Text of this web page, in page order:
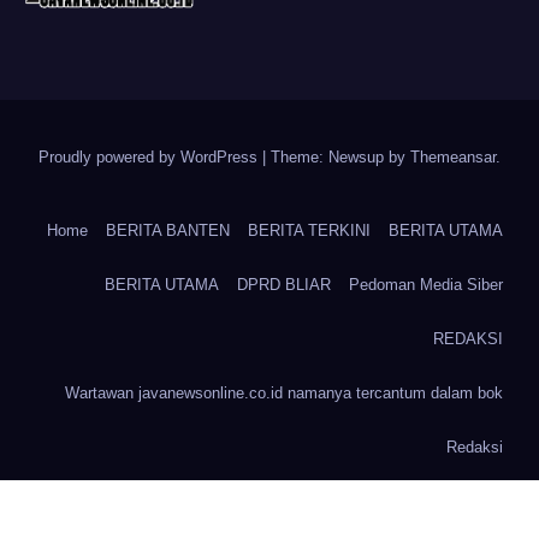
Proudly powered by WordPress Theme: Newsup by Themeansar.
Home BERITA BANTEN BERITA TERKINI BERITA UTAMA
BERITA UTAMA DPRD BLIAR Pedoman Media Siber
REDAKSI
Wartawan javanewsonline.co.id namanya tercantum dalam bok
Redaksi